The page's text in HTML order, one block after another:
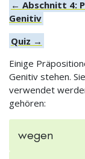
← Abschnitt 4:
Genitiv
Quiz →
Einige
Genitiv stehen.
verwendet
gehören:
wegen